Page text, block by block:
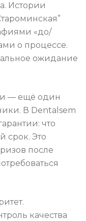
Истории
«до/
о процессе.
ожидание
— ещё один
В Dentalsem
что
срок. Это
после
качества